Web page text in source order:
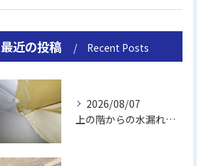
最近の投稿 Recent Posts
2026/08/07
上の階からの水漏れでカビ｜対処法と業者